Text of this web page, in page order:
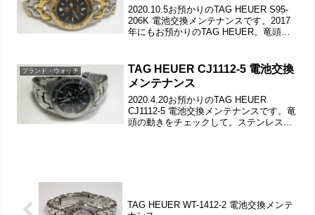
2020.10.5お預かりのTAG HEUER S95-
206K 電池交換メンテナンスです。2017
年にもお預かりのTAG HEUER。竜頭の
の汚れもチェックします。ラ...
ブランド・ウォッチ
TAG HEUER CJ1112-5 電池交換
メンテナンス
2020.4.20お預かりのTAG HEUER
CJ1112-5 電池交換メンテナンスです。竜
頭の動きをチェックして。ステンレス無
TAG HEUER WT-1412-2 電池交換メンテ